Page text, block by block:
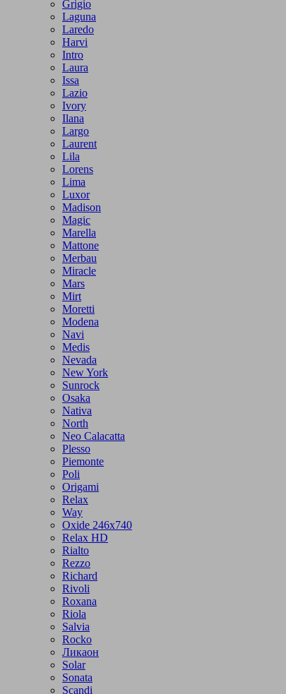
Grigio
Laguna
Laredo
Harvi
Intro
Laura
Issa
Lazio
Ivory
Ilana
Largo
Laurent
Lila
Lorens
Lima
Luxor
Madison
Magic
Marella
Mattone
Merbau
Miracle
Mars
Mirt
Moretti
Modena
Navi
Medis
Nevada
New York
Sunrock
Osaka
Nativa
North
Neo Calacatta
Plesso
Piemonte
Poli
Origami
Relax
Way
Oxide 246x740
Relax HD
Rialto
Rezzo
Richard
Rivoli
Roxana
Riola
Salvia
Rocko
Ликаон
Solar
Sonata
Scandi